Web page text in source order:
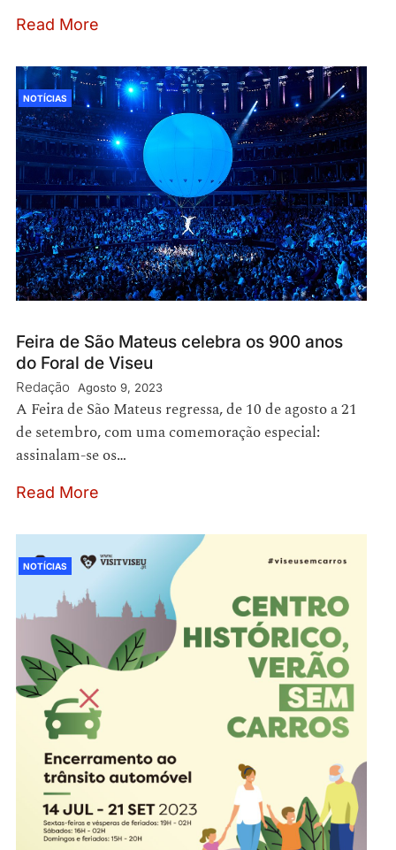
Read More
NOTÍCIAS
Feira de São Mateus celebra os 900 anos
do Foral de Viseu
Redação Agosto 9, 2023
A Feira de São Mateus regressa, de 10 de agosto a 21
de setembro, com uma comemoração especial:
assinalam-se os…
Read More
NOTÍCIAS